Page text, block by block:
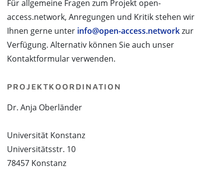
Für allgemeine Fragen zum Projekt open-
access.network, Anregungen und Kritik stehen wir
Ihnen gerne unter info@open-access.networkzur
Verfügung. Alternativ können Sie auch unser
Kontaktformular verwenden.
PROJEKTKOORDINATION
Dr. Anja Oberländer
Universität Konstanz
Universitätsstr. 10
78457 Konstanz